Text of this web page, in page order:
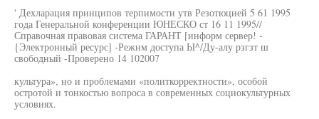
' Дехларация принципов терпимости утв Резотюцией 5 61 1995
года Генеральной конференции ЮНЕСКО ст 16 11 1995//
Справочная правовая система ГАРАНТ [информ сервер! -
{Электронный ресурс] -Режнм доступа Ы^/Ду-алу рзгзт ш
свободный -Проверено 14 102007
культура», но и проблемами «политкорректности», особой
остротой и тонкостью вопроса в современных социокультурных
условиях.